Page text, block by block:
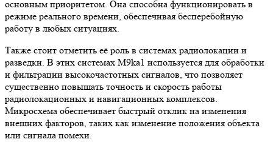
основным приоритетом. Она способна функционировать в
режиме реального времени, обеспечивая бесперебойную
работу в любых ситуациях.
Также стоит отметить её роль в системах радиолокации и
разведки. В этих системах M9ka1 используется для обработки
и фильтрации высокочастотных сигналов, что позволяет
существенно повышать точность и скорость работы
радиолокационных и навигационных комплексов.
Микросхема обеспечивает быстрый отклик на изменения
внешних факторов, таких как изменение положения объекта
или сигнала помехи.